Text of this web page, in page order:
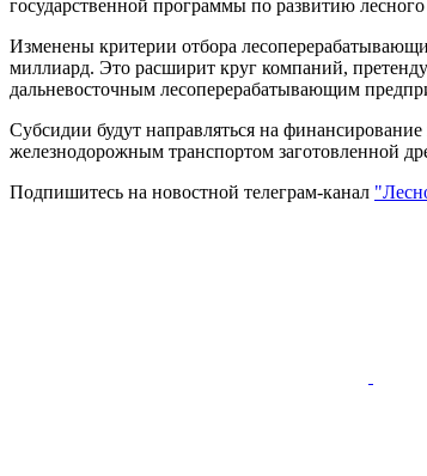
государственной программы по развитию
Изменены критерии отбора
миллиард. Это расширит круг компаний,
дальневосточным лесоперерабатывающим
Субсидии будут направляться на
железнодорожным транспортом заготовленной
Подпишитесь на новостной телеграм-канал